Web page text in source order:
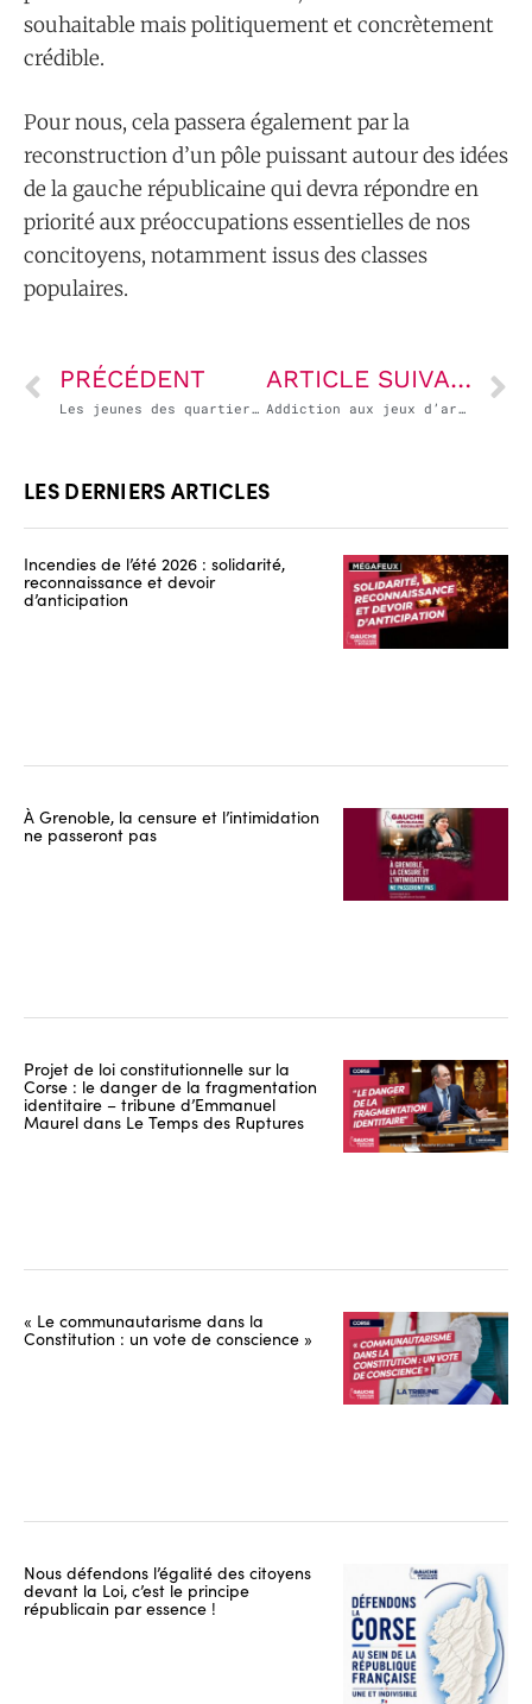
souhaitable mais politiquement et concrètement
crédible.
Pour nous, cela passera également par la
reconstruction d’un pôle puissant autour des idées
de la gauche républicaine qui devra répondre en
priorité aux préoccupations essentielles de nos
concitoyens, notamment issus des classes
populaires.
PRÉCÉDENT
Les jeunes des quartiers populaires doivent être au centre du débat républicain
ARTICLE SUIVANT
Addiction aux jeux d’argent : la jeunesse en danger
LES DERNIERS ARTICLES
Incendies de l’été 2026 : solidarité,
reconnaissance et devoir
d’anticipation
À Grenoble, la censure et l’intimidation
ne passeront pas
Projet de loi constitutionnelle sur la
Corse : le danger de la fragmentation
identitaire – tribune d’Emmanuel
Maurel dans Le Temps des Ruptures
« Le communautarisme dans la
Constitution : un vote de conscience »
Nous défendons l’égalité des citoyens
devant la Loi, c’est le principe
républicain par essence !